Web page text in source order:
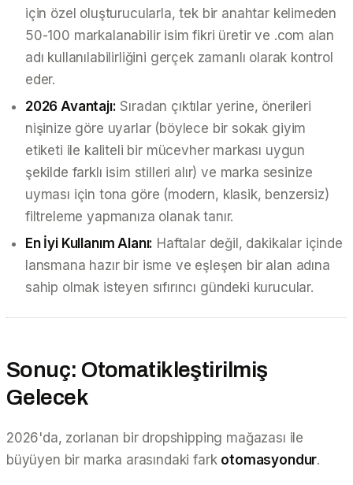
için özel oluşturucularla, tek bir anahtar kelimeden
50-100 markalanabilir isim fikri üretir ve .com alan
adı kullanılabilirliğini gerçek zamanlı olarak kontrol
eder.
2026 Avantajı: Sıradan çıktılar yerine, önerileri
nişinize göre uyarlar (böylece bir sokak giyim
etiketi ile kaliteli bir mücevher markası uygun
şekilde farklı isim stilleri alır) ve marka sesinize
uyması için tona göre (modern, klasik, benzersiz)
filtreleme yapmanıza olanak tanır.
En İyi Kullanım Alanı: Haftalar değil, dakikalar içinde
lansmana hazır bir isme ve eşleşen bir alan adına
sahip olmak isteyen sıfırıncı gündeki kurucular.
Sonuç: Otomatikleştirilmiş
Gelecek
2026'da, zorlanan bir dropshipping mağazası ile
büyüyen bir marka arasındaki fark otomasyondur.